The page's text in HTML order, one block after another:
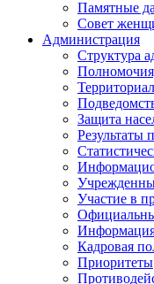
Памятные
Совет
Администрация
Структура
Защита
Результаты
Участие в
Кадровая
Приоритеты